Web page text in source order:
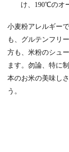
け、190℃のオ
小麦粉アレルギー
も、グルテンフリ
方も、米粉のシュ
ます。勿論、特に
本のお米の美味し
う。